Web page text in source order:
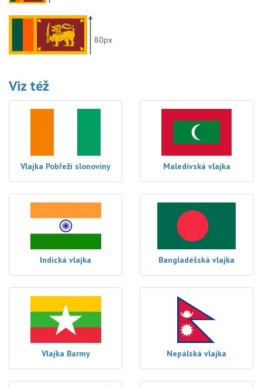
80px
Viz též
Vlajka Pobřeží slonoviny Maledivská vlajka
Indická vlajka Bangladéšská vlajka
Vlajka Barmy Nepálská vlajka